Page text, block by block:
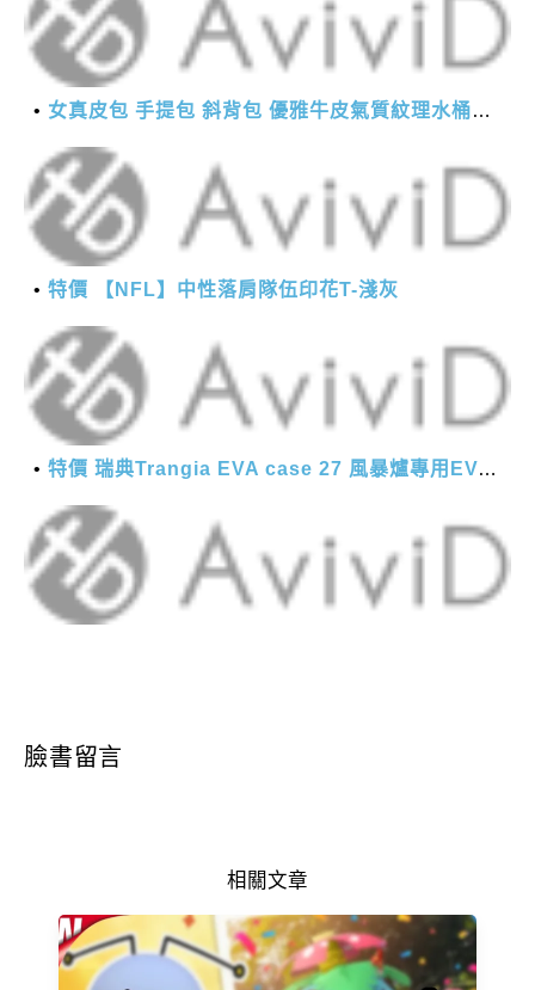
女真皮包 手提包 斜背包 優雅牛皮氣質紋理水桶包(2色)【XBO7950112】＊艾美時尚(現+預)
特價 【NFL】中性落肩隊伍印花T-淺灰
特價 瑞典Trangia EVA case 27 風暴爐專用EVA 防護外盒(小)-黑
臉書留言
相關文章